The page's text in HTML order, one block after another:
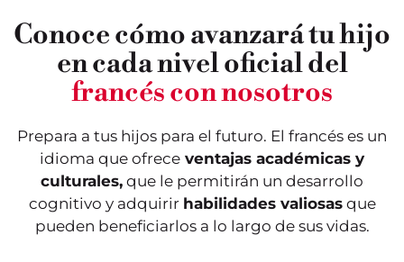
Conoce cómo avanzará tu hijo
en cada nivel oficial del
francés con nosotros
Prepara a tus hijos para el futuro. El francés es un
idioma que ofrece ventajas académicas y
culturales, que le permitirán un desarrollo
cognitivo y adquirir habilidades valiosasque
pueden beneficiarlos a lo largo de sus vidas.
frases cotidianas sobre
mi familia, mi
nacionalidad, mi edad,
mi casa y mi colegio. Este
nivel me permite
comprender algunas
de bienvenida al mundo
del francés.
Niveles:ENFANTS 1.1,
ENFANTS 1.2 y ENFANTS
2.1
Me puedo presentar y
puedo presentar a
alguien. Este nivel me
permite comprender
instrucciones, anuncios y
textos cortos y simples,
además de poder
preguntas simples sobre
mi mundo (colegio, casa,
familia).
Niveles:ENFANTS 2.2 y
ENFANTS 3.1